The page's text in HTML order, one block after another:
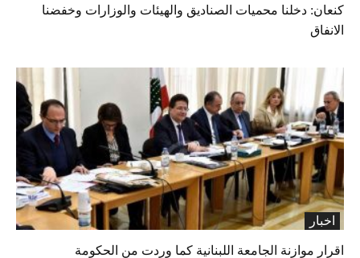
كنعان: دخلنا محميات الصناديق والهيئات والوزارات وخفضنا
الانفاق
اخبار
اقرار موازنة الجامعة اللبنانية كما وردت من الحكومة